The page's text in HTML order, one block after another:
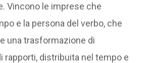
Vincono le imprese che
e la persona del verbo, che
una trasformazione di
rapporti, distribuita nel tempo e